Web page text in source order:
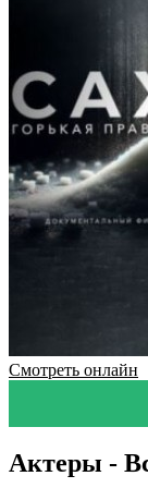
Смотреть онлайн
Актеры -